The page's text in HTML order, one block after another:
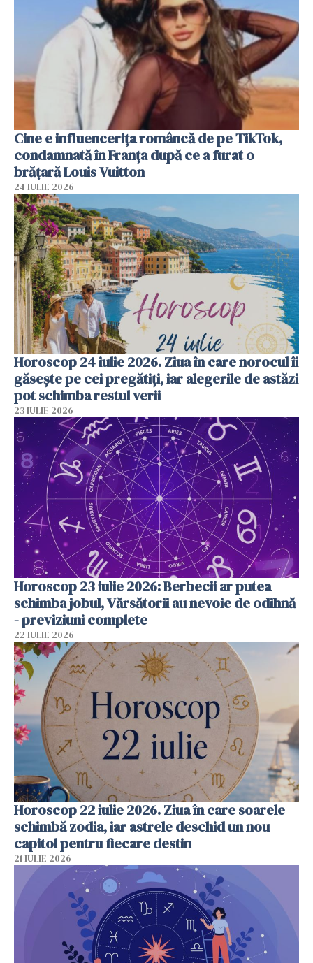
Cine e influencerița româncă de pe TikTok,
condamnată în Franța după ce a furat o
brățară Louis Vuitton
24 IULIE 2026
Horoscop 24 iulie 2026. Ziua în care norocul îi
găsește pe cei pregătiți, iar alegerile de astăzi
pot schimba restul verii
23 IULIE 2026
Horoscop 23 iulie 2026: Berbecii ar putea
schimba jobul, Vărsătorii au nevoie de odihnă
- previziuni complete
22 IULIE 2026
Horoscop 22 iulie 2026. Ziua în care soarele
schimbă zodia, iar astrele deschid un nou
capitol pentru fiecare destin
21 IULIE 2026